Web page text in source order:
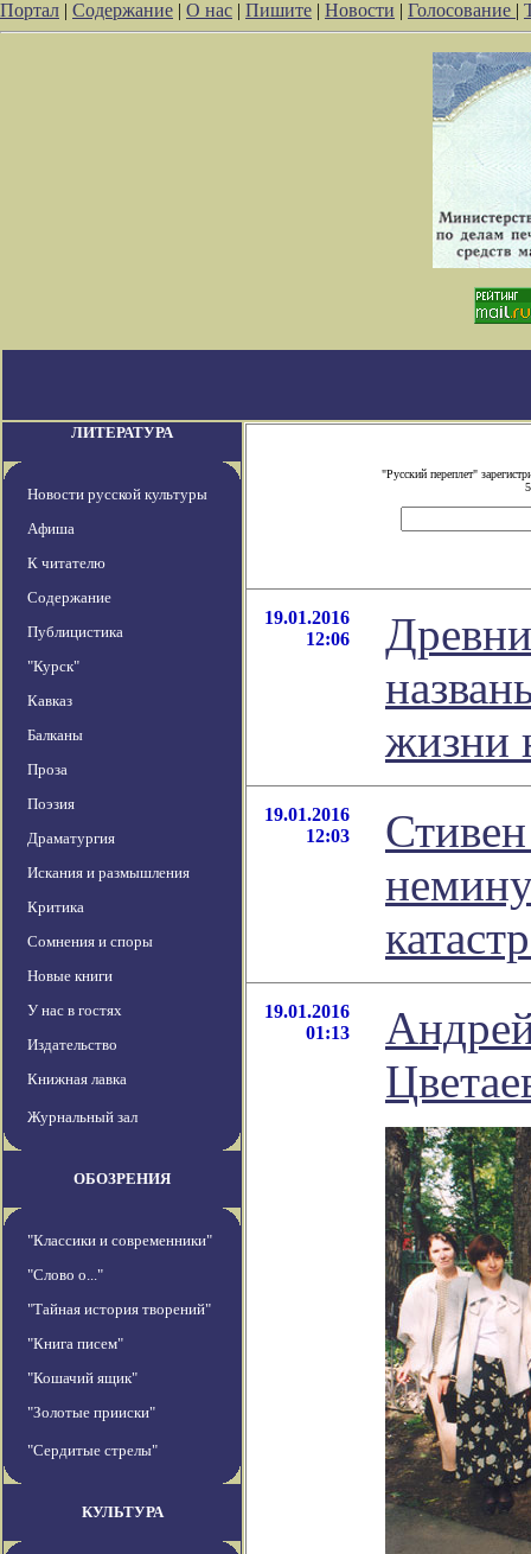
Портал | Содержание | О нас | Пишите | Новости | Голосование |
ЛИТЕРАТУРА
Новости русской культуры
Афиша
К читателю
Содержание
Публицистика
"Курск"
Кавказ
Балканы
Проза
Поэзия
Драматургия
Искания и размышления
Критика
Сомнения и споры
Новые книги
У нас в гостях
Издательство
Книжная лавка
Журнальный зал
ОБОЗРЕНИЯ
"Классики и современники"
"Слово о..."
"Тайная история творений"
"Книга писем"
"Кошачий ящик"
"Золотые прииски"
"Сердитые стрелы"
КУЛЬТУРА
"Русский переплет"
19.01.2016
12:06
жизни
19.01.2016
12:03
19.01.2016
01:13